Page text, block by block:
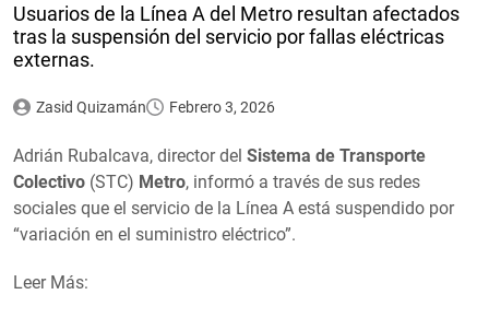
Usuarios de la Línea A del Metro resultan afectados
tras la suspensión del servicio por fallas eléctricas
externas.
Zasid Quizamán Febrero 3, 2026
Adrián Rubalcava, director del Sistema de Transporte
Colectivo (STC) Metro, informó a través de sus redes
sociales que el servicio de la Línea A está suspendido por
“variación en el suministro eléctrico”.
Leer Más: